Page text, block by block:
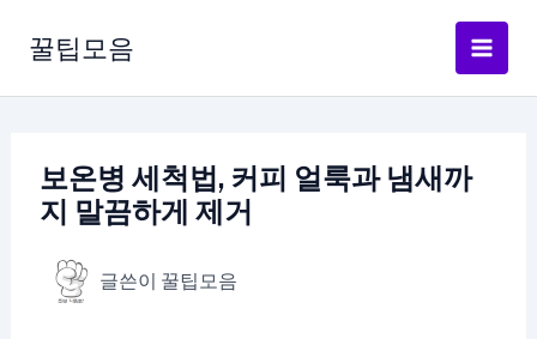
로
꿀팁모음
보온병 세척법, 커피 얼룩과 냄새까
지 말끔하게 제거
글쓴이 꿀팁모음